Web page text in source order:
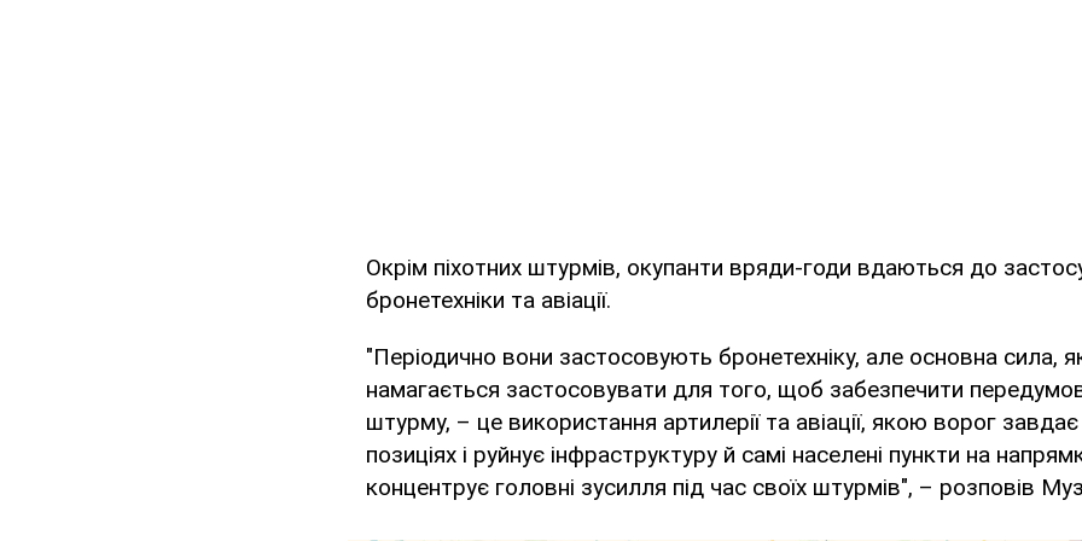
Окрім піхотних штурмів, окупанти вряди-годи вдаються до
бронетехніки та авіації.
"Періодично вони застосовують бронетехніку, але основна сила,
намагається застосовувати для того, щоб забезпечити
штурму, – це використання артилерії та авіації, якою ворог
позиціях і руйнує інфраструктуру й самі населені пункти на
концентрує головні зусилля під час своїх штурмів", – розповів